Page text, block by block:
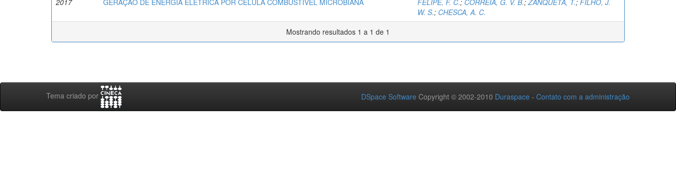
2017 GERAÇÃO DE ENERGIA ELÉTRICA POR CÉLULA COMBUSTÍVEL MICROBIANA FELIPE, F. C.; CORREIA, G. V. B.;ZANQUETA, T.; FILHO, J.
W. S.; CHESCA, A. C.
Mostrando resultados 1 a 1 de 1
Tema criado por DSpace Software Copyright © 2002-2010 Duraspace - Contato com a administração